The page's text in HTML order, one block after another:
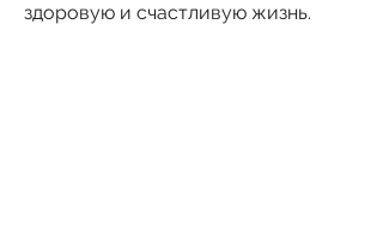
здоровую и счастливую жизнь.